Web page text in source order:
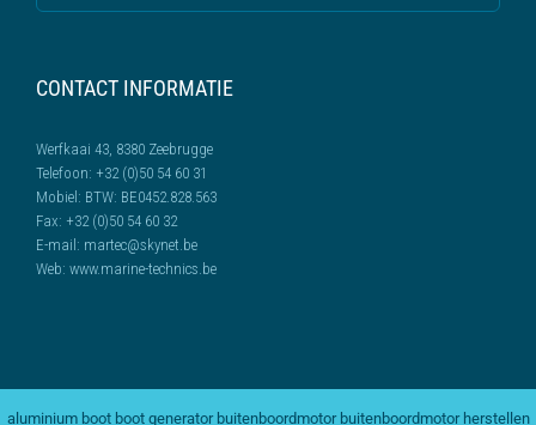
CONTACT INFORMATIE
Werfkaai 43, 8380 Zeebrugge
Telefoon: +32 (0)50 54 60 31
Mobiel: BTW: BE0452.828.563
Fax: +32 (0)50 54 60 32
E-mail: martec@skynet.be
Web: www.marine-technics.be
aluminium boot boot generator buitenboordmotor buitenboordmotor herstellen